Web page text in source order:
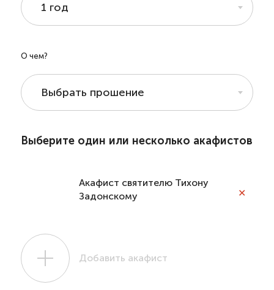
1 год
О чем?
Выбрать прошение
Выберите один или несколько акафистов
Акафист святителю Тихону
Задонскому
✕
Добавить акафист